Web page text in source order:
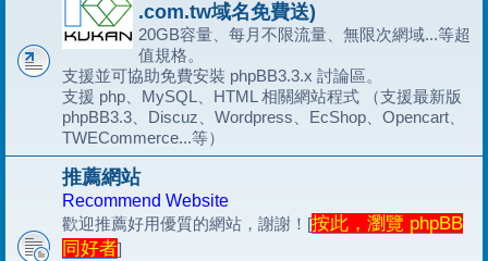
.com.tw域名免費送)
20GB容量、每月不限流量、無限次網域...等超
值規格。
支援並可協助免費安裝 phpBB3.3.x 討論區。
支援 php、MySQL、HTML 相關網站程式 （支援最新版
phpBB3.3、Discuz、Wordpress、EcShop、Opencart、
TWECommerce...等）
推薦網站
Recommend Website
歡迎推薦好用優質的網站，謝謝！[按此，瀏覽 phpBB
同好者]